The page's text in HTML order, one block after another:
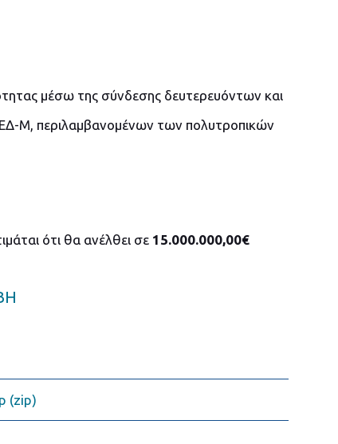
μέσω της σύνδεσης δευτερευόντων και
Μ, περιλαμβανομένων των πολυτροπικών
ότι θα ανέλθει σε 15.000.000,00€
(zip)